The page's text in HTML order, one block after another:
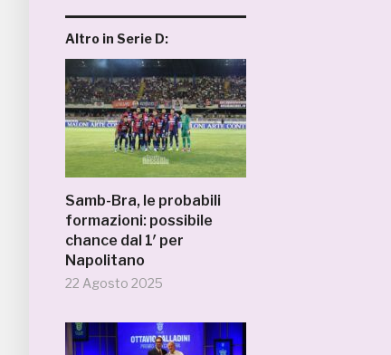
Altro in Serie D:
Samb-Bra, le probabili
formazioni: possibile
chance dal 1′ per
Napolitano
22 Agosto 2025